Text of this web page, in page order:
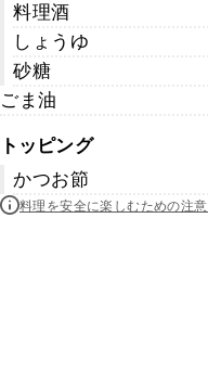
料理酒
しょうゆ
砂糖
ごま油
トッピング
かつお節
料理を安全に楽しむための注